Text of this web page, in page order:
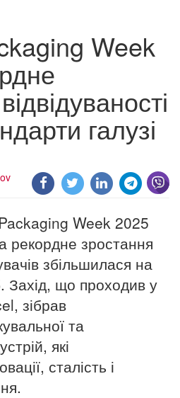
Week
галузі
Week 2025
рекордне зростання
збільшилася на
Захід, що проходив у
зібрав
та
які
сталість і